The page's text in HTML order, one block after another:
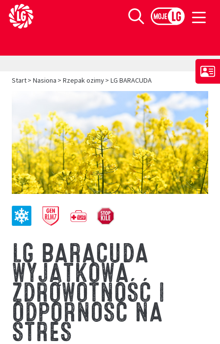
Limagrain europejski lider w produkcji materiału siewnego
Szukaj
Start> Nasiona > Rzepak ozimy> LG BARACUDA
LG BARACUDA
WYJĄTKOWA
ZDROWOTNOŚĆ I
ODPORNOŚĆ NA
STRES